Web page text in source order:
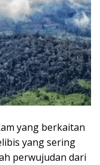
yang berkaitan
yang sering
perwujudan dari